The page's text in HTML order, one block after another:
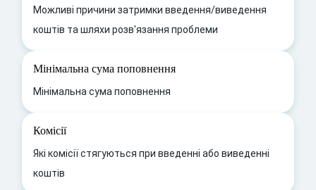
Можливі причини затримки введення/виведення
коштів та шляхи розв'язання проблеми
Мінімальна сума поповнення
Мінімальна сума поповнення
Комісії
Які комісії стягуються при введенні або виведенні
коштів